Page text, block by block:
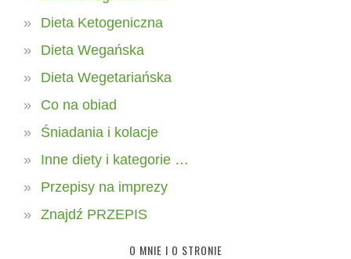
Dieta Ketogeniczna
Dieta Wegańska
Dieta Wegetariańska
Co na obiad
Śniadania i kolacje
Inne diety i kategorie …
Przepisy na imprezy
Znajdź PRZEPIS
O MNIE I O STRONIE